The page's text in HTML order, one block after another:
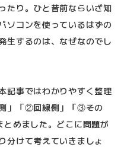
たり。ひと昔前ならいざ知
ソコンを使っているはずの
生するのは、なぜなのでし
記事ではわかりやすく整理
」「②回線側」「③その
めました。どこに問題が
分けて考えていきましょ